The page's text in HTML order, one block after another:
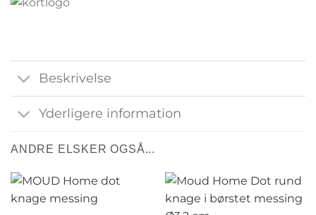
Beskrivelse
Yderligere information
ANDRE ELSKER OGSÅ...